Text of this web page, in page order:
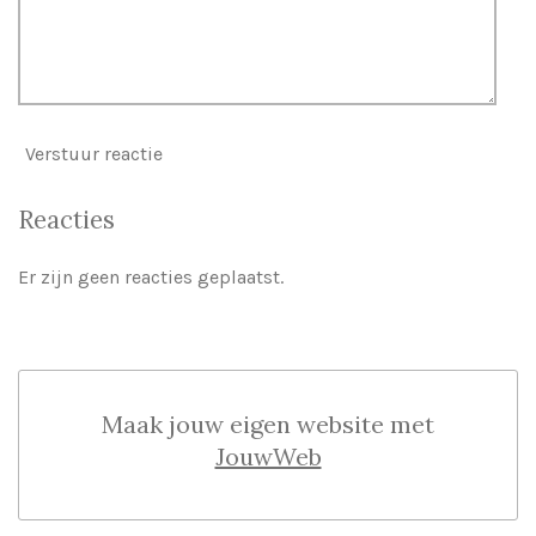
Verstuur reactie
Reacties
Er zijn geen reacties geplaatst.
Maak jouw eigen website met
JouwWeb